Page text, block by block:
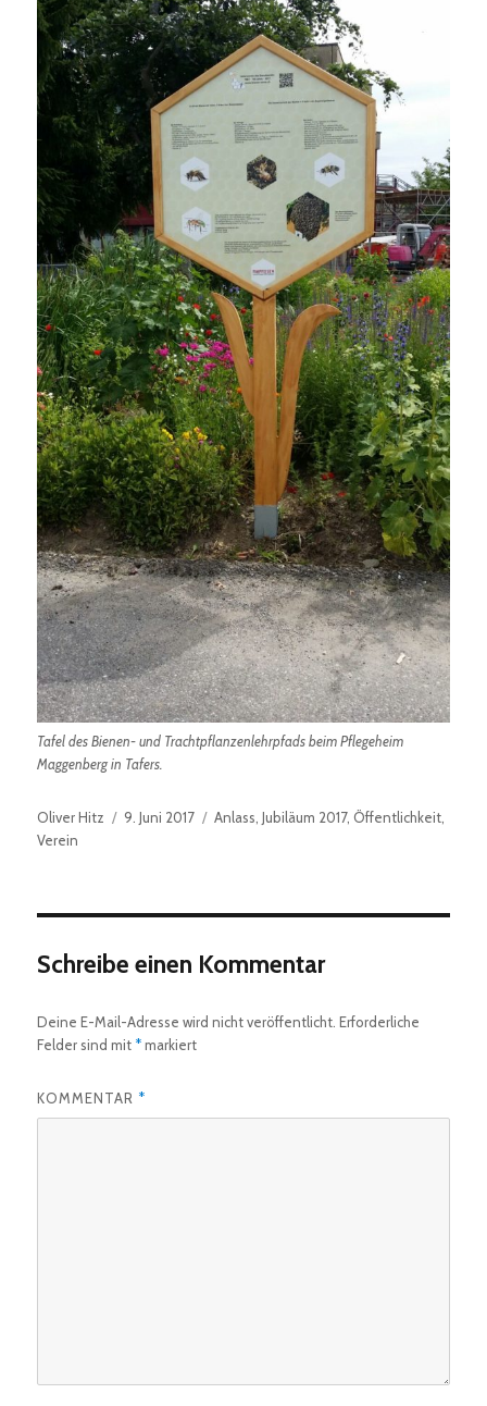
Tafel des Bienen- und Trachtpflanzenlehrpfads beim Pflegeheim
Maggenberg in Tafers.
Autor
Oliver Hitz
Veröffentlicht
9. Juni 2017 Kategorien
Anlass ,Jubiläum 2017, Öffentlichkeit
Verein
Schreibe einen Kommentar
Deine E-Mail-Adresse wird nicht veröffentlicht. Erforderliche
Felder sind mit *markiert
KOMMENTAR *